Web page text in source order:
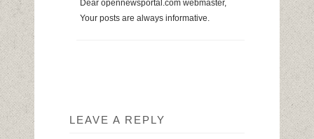
Dear opennewsportal.com webmaster,
Your posts are always informative.
LEAVE A REPLY